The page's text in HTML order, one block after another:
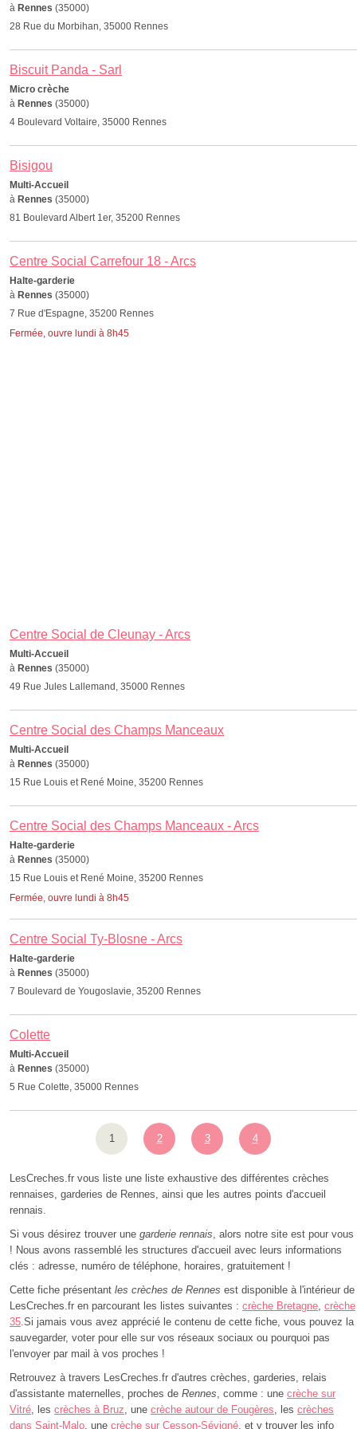
à Rennes (35000)
28 Rue du Morbihan, 35000 Rennes
Biscuit Panda - Sarl
Micro crèche
à Rennes (35000)
4 Boulevard Voltaire, 35000 Rennes
Bisigou
Multi-Accueil
à Rennes (35000)
81 Boulevard Albert 1er, 35200 Rennes
Centre Social Carrefour 18 - Arcs
Halte-garderie
à Rennes (35000)
7 Rue d'Espagne, 35200 Rennes
Fermée, ouvre lundi à 8h45
Centre Social de Cleunay - Arcs
Multi-Accueil
à Rennes (35000)
49 Rue Jules Lallemand, 35000 Rennes
Centre Social des Champs Manceaux
Multi-Accueil
à Rennes (35000)
15 Rue Louis et René Moine, 35200 Rennes
Centre Social des Champs Manceaux - Arcs
Halte-garderie
à Rennes (35000)
15 Rue Louis et René Moine, 35200 Rennes
Fermée, ouvre lundi à 8h45
Centre Social Ty-Blosne - Arcs
Halte-garderie
à Rennes (35000)
7 Boulevard de Yougoslavie, 35200 Rennes
Colette
Multi-Accueil
à Rennes (35000)
5 Rue Colette, 35000 Rennes
1 2 3 4
LesCreches.fr vous liste une liste exhaustive des différentes crèches
rennaises, garderies de Rennes, ainsi que les autres points d'accueil
rennais.
Si vous désirez trouver une garderie rennais, alors notre site est pour vous
! Nous avons rassemblé les structures d'accueil avec leurs informations
clés : adresse, numéro de téléphone, horaires, gratuitement !
Cette fiche présentant les crèches de Rennes est disponible à l'intérieur de
LesCreches.fr en parcourant les listes suivantes : crèche Bretagne, crèche
35.Si jamais vous avez apprécié le contenu de cette fiche, vous pouvez la
sauvegarder, voter pour elle sur vos réseaux sociaux ou pourquoi pas
l'envoyer par mail à vos proches !
Retrouvez à travers LesCreches.fr d'autres crèches, garderies, relais
d'assistante maternelles, proches de Rennes, comme : une crèche sur
Vitré, les crèches à Bruz, une crèche autour de Fougères, les crèches
dans Saint-Malo, une crèche sur Cesson-Sévigné, et y trouver les info